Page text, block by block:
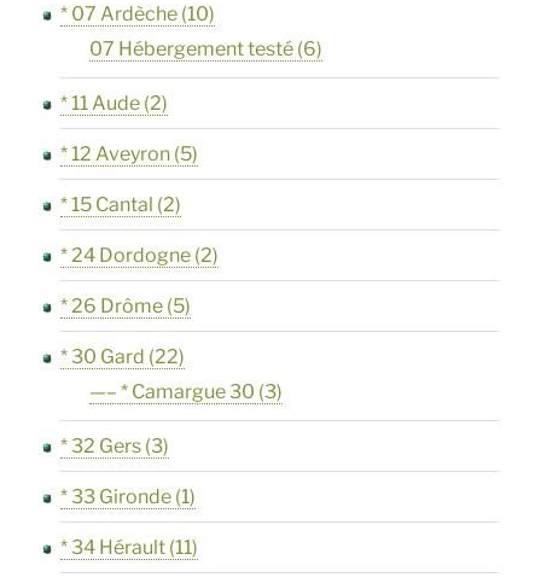
* 07 Ardèche (10)
07 Hébergement testé (6)
* 11 Aude (2)
* 12 Aveyron (5)
* 15 Cantal (2)
* 24 Dordogne (2)
* 26 Drôme (5)
* 30 Gard (22)
—– * Camargue 30 (3)
* 32 Gers (3)
* 33 Gironde (1)
* 34 Hérault (11)